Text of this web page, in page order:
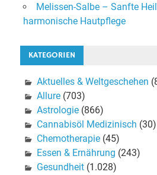
Melissen-Salbe – Sanfte
harmonische Hautpflege
KATEGORIEN
Aktuelles & Weltgeschehen
Allure(703)
Astrologie(866)
Cannabisöl Medizinisch (30)
Chemotherapie(45)
Essen & Ernährung (243)
Gesundheit(1.028)